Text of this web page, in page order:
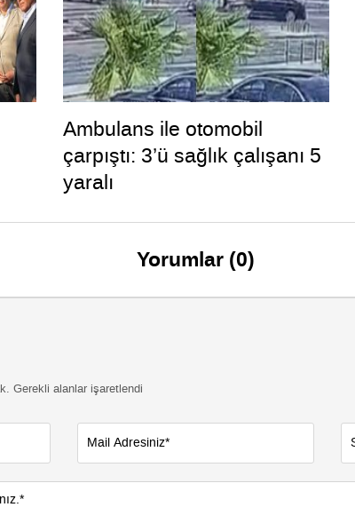
Ambulans ile otomobil
çarpıştı: 3’ü sağlık çalışanı 5
yaralı
Yorumlar (0)
Gerekli alanlar işaretlendi